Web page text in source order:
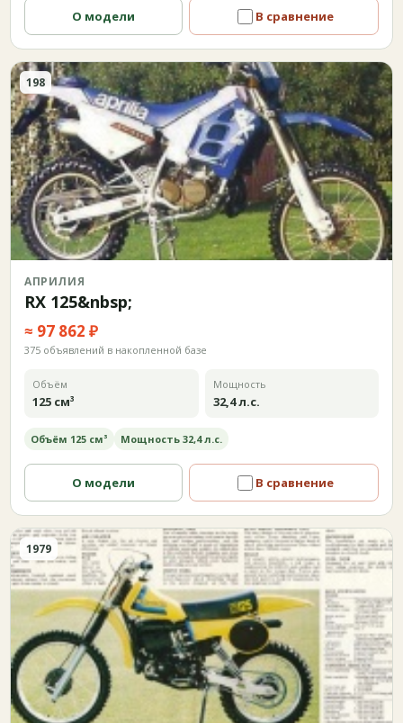
О модели В сравнение
198
АПРИЛИЯ
RX 125&nbsp;
≈ 97 862 ₽
375 объявлений в накопленной базе
Объём
125 см³
Мощность
32,4 л.с.
Объём 125 см³ Мощность 32,4 л.с.
О модели В сравнение
1979